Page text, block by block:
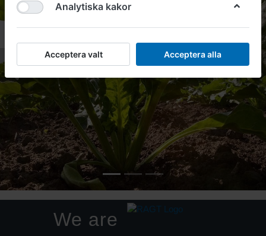
Tidigare
We are
Analytiska kakor
Acceptera valt Acceptera alla